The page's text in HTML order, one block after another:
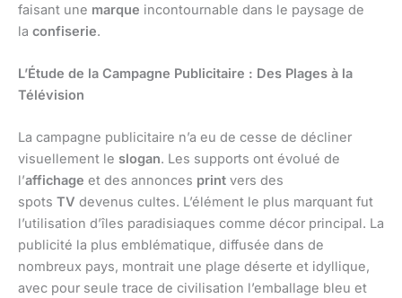
faisant une marque incontournable dans le paysage de
la confiserie.
L’Étude de la Campagne Publicitaire : Des Plages à la
Télévision
La campagne publicitaire n’a eu de cesse de décliner
visuellement le slogan. Les supports ont évolué de
l’affichage et des annonces print vers des
spots TV devenus cultes. L’élément le plus marquant fut
l’utilisation d’îles paradisiaques comme décor principal. La
publicité la plus emblématique, diffusée dans de
nombreux pays, montrait une plage déserte et idyllique,
avec pour seule trace de civilisation l’emballage bleu et